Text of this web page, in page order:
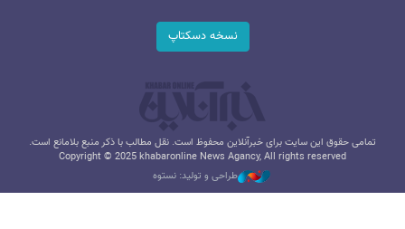
نسخه دسکتاپ
تمامی حقوق این سایت برای خبرآنلاین محفوظ است. نقل مطالب با ذکر منبع بلامانع است.
Copyright © 2025 khabaronline News Agancy, All rights reserved
طراحی و تولید: نستوه